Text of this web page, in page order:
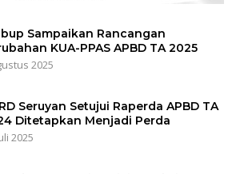
Sampaikan Rancangan
KUA-PPAS APBD TA 2025
2025
Seruyan Setujui Raperda APBD TA
Ditetapkan Menjadi Perda
2025